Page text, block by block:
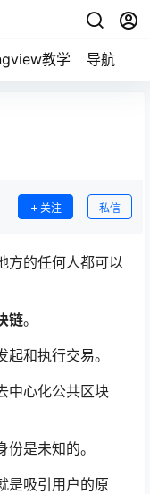
教学 导航
关注 私信
方的任何人都可以
链。
和执行交易。
中心化公共区块
是未知的。
是吸引用户的原